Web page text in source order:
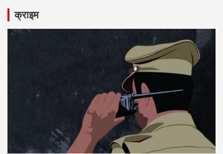
क्राइम